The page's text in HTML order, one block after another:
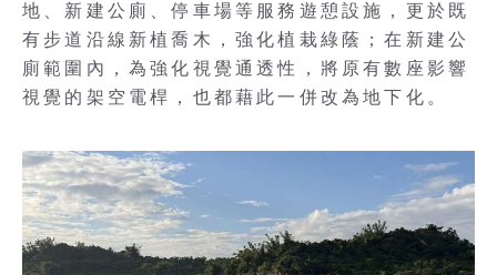
地、新建公廁、停車場等服務遊憩設施，更於既
有步道沿線新植喬木，強化植栽綠蔭；在新建公
廁範圍內，為強化視覺通透性，將原有數座影響
視覺的架空電桿，也都藉此一併改為地下化。